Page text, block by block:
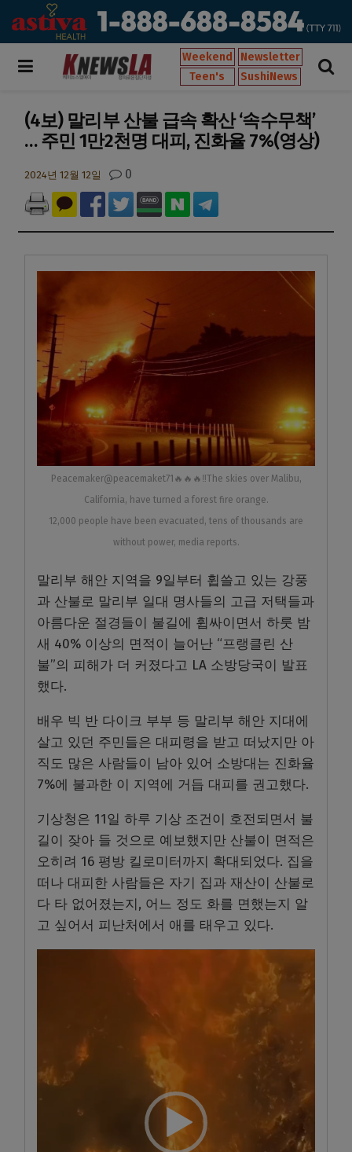
Weekend
Newsletter
Teen's
SushiNews
(4보) 말리부 산불 급속 확산 ‘속수무책’
… 주민 1만2천명 대피, 진화율 7%(영상)
2024년 12월 12일 0
Peacemaker@peacemaket71🔥🔥🔥‼️The skies over Malibu,
California, have turned a forest fire orange.
12,000 people have been evacuated, tens of thousands are
without power, media reports.
말리부 해안 지역을 9일부터 휩쓸고 있는 강풍
과 산불로 말리부 일대 명사들의 고급 저택들과
아름다운 절경들이 불길에 휩싸이면서 하룻 밤
새 40% 이상의 면적이 늘어난 “프랭클린 산
불”의 피해가 더 커졌다고 LA 소방당국이 발표
했다.
배우 빅 반 다이크 부부 등 말리부 해안 지대에
살고 있던 주민들은 대피령을 받고 떠났지만 아
직도 많은 사람들이 남아 있어 소방대는 진화율
7%에 불과한 이 지역에 거듭 대피를 권고했다.
기상청은 11일 하루 기상 조건이 호전되면서 불
길이 잦아 들 것으로 예보했지만 산불이 면적은
오히려 16 평방 킬로미터까지 확대되었다. 집을
떠나 대피한 사람들은 자기 집과 재산이 산불로
다 타 없어졌는지, 어느 정도 화를 면했는지 알
고 싶어서 피난처에서 애를 태우고 있다.
어